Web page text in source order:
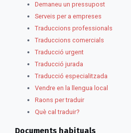
Demaneu un pressupost
Serveis per a empreses
Traduccions professionals
Traduccions comercials
Traducció urgent
Traducció jurada
Traducció especialitzada
Vendre en la llengua local
Raons per traduir
Què cal traduir?
Documents habituals